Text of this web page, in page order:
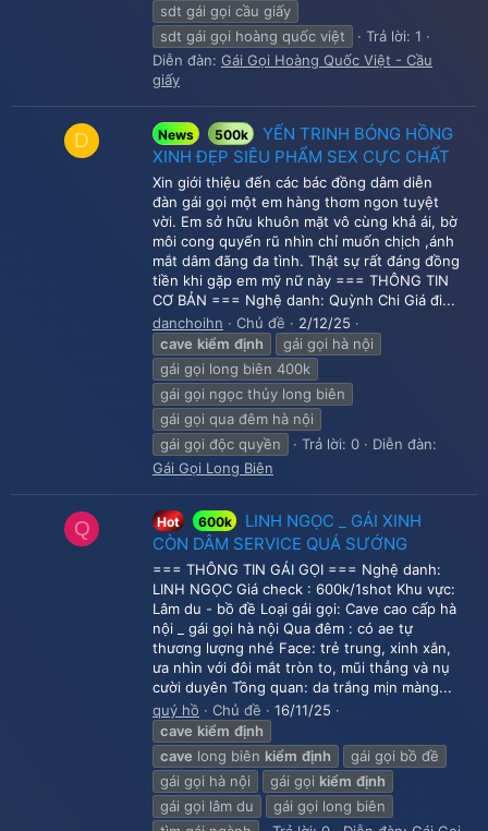
sdt gái gọi cầu giấy
sdt gái gọi hoàng quốc việt
Trả lời: 1
Diễn đàn: Gái Gọi Hoàng Quốc Việt - Cầu
giấy
D News 500k
YẾN TRINH BÓNG HỒNG
XINH ĐẸP SIÊU PHẨM SEX CỰC CHẤT
Xin giới thiệu đến các bác đồng dâm diễn
đàn gái gọi một em hàng thơm ngon tuyệt
vời. Em sở hữu khuôn mặt vô cùng khả ái, bờ
môi cong quyến rũ nhìn chỉ muốn chịch ,ánh
mắt dâm đãng đa tình. Thật sự rất đáng đồng
tiền khi gặp em mỹ nữ này === THÔNG TIN
CƠ BẢN === Nghệ danh: Quỳnh Chi Giá đi...
danchoihn
Chủ đề
2/12/25
cave kiểm định
gái gọi hà nội
gái gọi long biên 400k
gái gọi ngọc thủy long biên
gái gọi qua đêm hà nội
gái gọi độc quyền
Trả lời: 0
Diễn đàn:
Gái Gọi Long Biên
Q Hot 600k
LINH NGỌC _ GÁI XINH
CÒN DÂM SERVICE QUÁ SƯỚNG
=== THÔNG TIN GÁI GỌI === Nghệ danh:
LINH NGỌC Giá check : 600k/1shot Khu vực:
Lâm du - bồ đề Loại gái gọi: Cave cao cấp hà
nội _ gái gọi hà nội Qua đêm : có ae tự
thương lượng nhé Face: trẻ trung, xinh xắn,
ưa nhìn với đôi mắt tròn to, mũi thẳng và nụ
cười duyên Tồng quan: da trắng mịn màng...
quý hồ
Chủ đề
16/11/25
cave kiểm định
cave long biên kiểm định
gái gọi bồ đề
gái gọi hà nội
gái gọi kiểm định
gái gọi lâm du
gái gọi long biên